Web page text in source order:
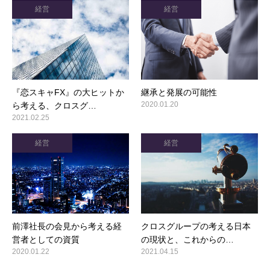
『恋スキャFX』の大ヒットか
ら考える、クロスグ…
2021.02.25
経営
継承と発展の可能性
2020.01.20
経営
前澤社長の会見から考える経
営者としての資質
2020.01.22
経営
クロスグループの考える日本
の現状と、これからの…
2021.04.15
経営